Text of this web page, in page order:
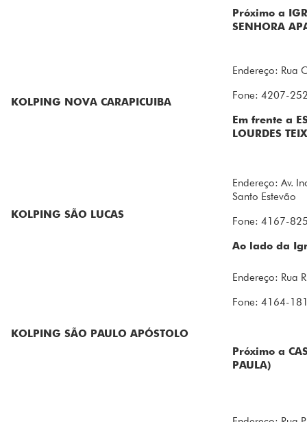
Próximo a
SENHORA
KOLPING NOVA CARAPICUIBA
Endereço: Rua
Fone: 4207-
Em frente a
LOURDES
KOLPING SÃO LUCAS
Endereço: Av.
Santo Estevão
Fone: 4167-
Ao lado da
KOLPING SÃO PAULO APÓSTOLO
Endereço: Rua
Fone: 4164-
Próximo a
PAULA)